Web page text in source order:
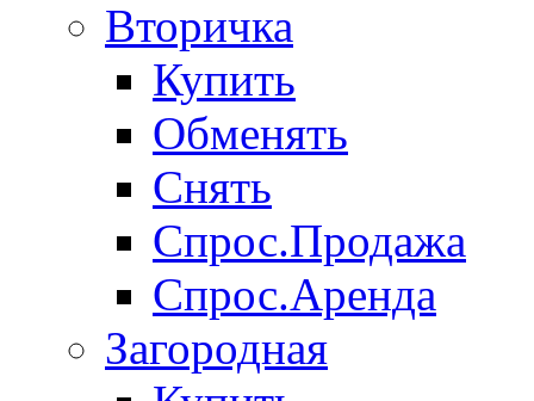
Вторичка
Купить
Обменять
Снять
Спрос.Продажа
Спрос.Аренда
Загородная